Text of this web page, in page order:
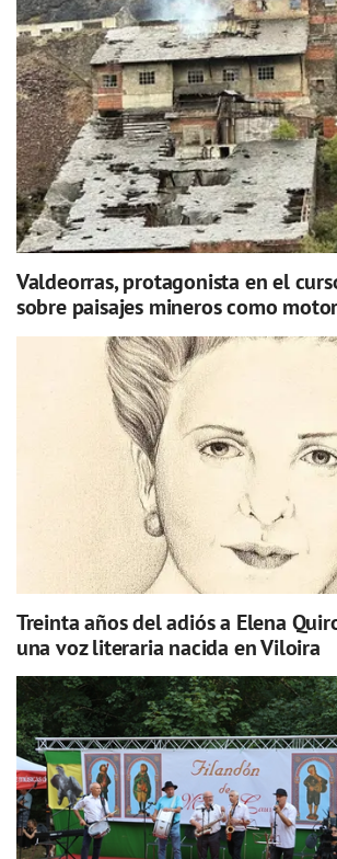
Valdeorras, protagonista en el
sobre paisajes mineros como
Treinta años del adiós a Elena
una voz literaria nacida en Viloira